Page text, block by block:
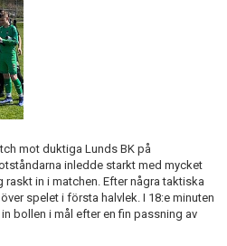
mot duktiga Lunds BK på
inledde starkt med mycket
raskt in i matchen. Efter några taktiska
spelet i första halvlek. I 18:e minuten
bollen i mål efter en fin passning av